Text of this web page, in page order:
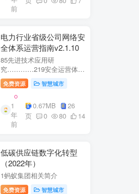
前
电力行业省级公司网络安
全体系运营指南v2.1.10
85先进技术应用研
究…………219安全运营体
系……2291网络安全运
营..2292业务安全运
营.......249.3网络与业务安全
联动.·26
免费资源 智慧城市
1
年
前
0.67MB
26
页
0 80 14
低碳供应链数字化转型
（2022年）
1蚂蚁集团相关简介
免费资源 智慧城市